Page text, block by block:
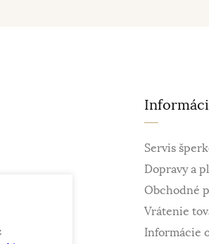
Servis
Dopravy a
Obchodné
Vrátenie
Informácie